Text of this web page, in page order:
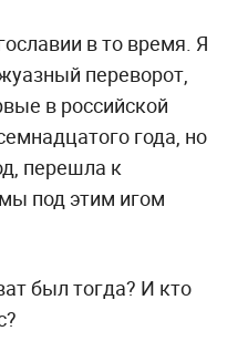
в то время. Я
переворот,
в российской
года, но
перешла к
под этим игом
был тогда? И кто